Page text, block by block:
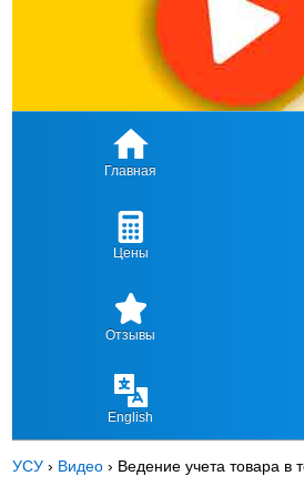
Главная
Цены
Отзывы
English
УСУ › Видео › Ведение учета товара в